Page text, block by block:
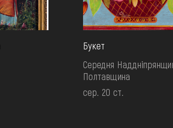
Букет
Середня
Полтавщина
сер. 20 ст.